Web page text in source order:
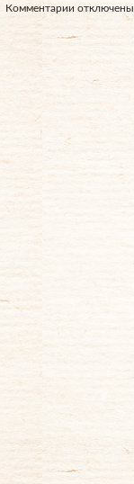
Комментарии отключены